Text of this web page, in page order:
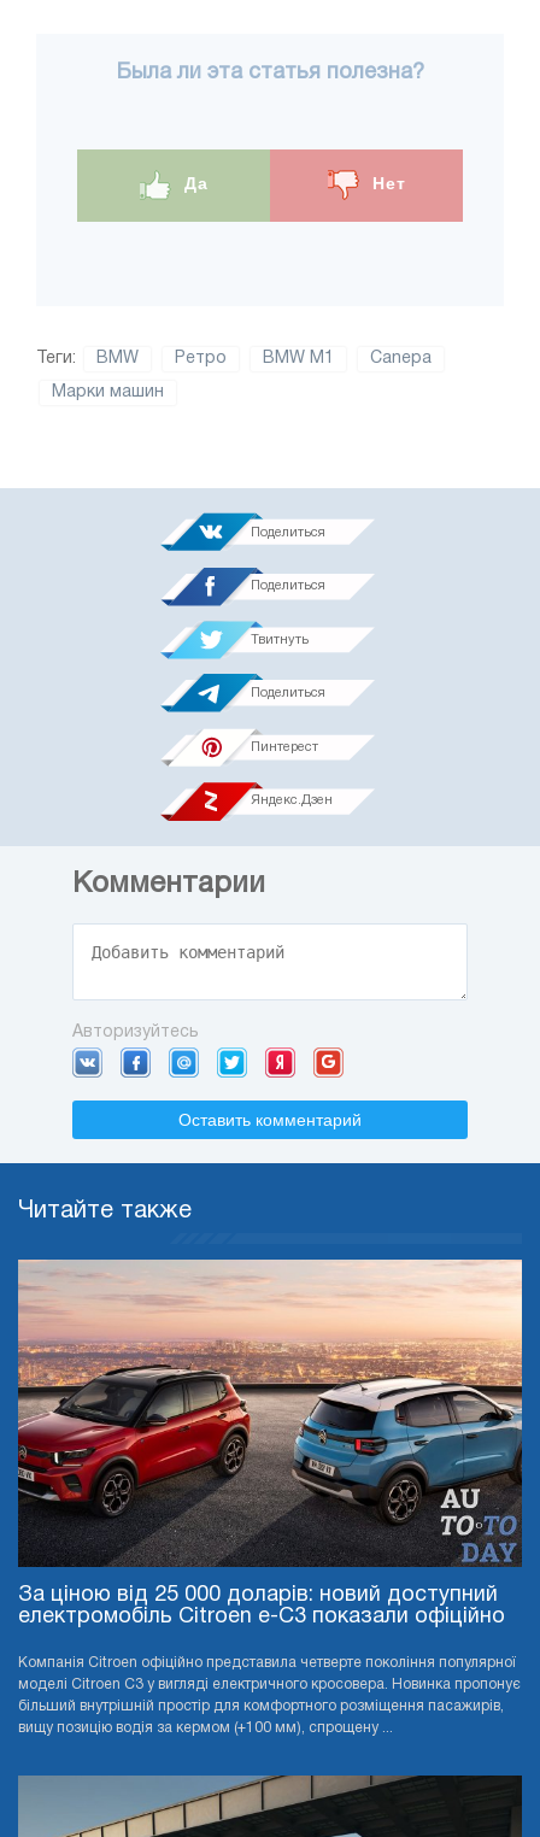
Была ли эта статья полезна?
Да Нет
Теги: BMW Ретро BMW M1 Canepa
Марки машин
Поделиться
Поделиться
Твитнуть
Поделиться
Пинтерест
Яндекс.Дзен
Комментарии
Авторизуйтесь
Оставить комментарий
Читайте также
За ціною від 25 000 доларів: новий доступний
електромобіль Citroen e-C3 показали офіційно
Компанія Citroen офіційно представила четверте покоління популярної
моделі Citroen C3 у вигляді електричного кросовера. Новинка пропонує
більший внутрішній простір для комфортного розміщення пасажирів,
вищу позицію водія за кермом (+100 мм), спрощену ...